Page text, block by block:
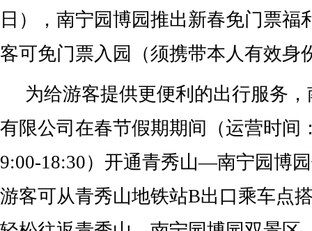
日），南宁园博园推出新春免门票福
客可免门票入园（须携带本人有效身
为给游客提供更便利的出行服务
有限公司在春节假期期间（运营时间
9:00-18:30）开通青秀山—南宁园博
游客可从青秀山地铁站B出口乘车点